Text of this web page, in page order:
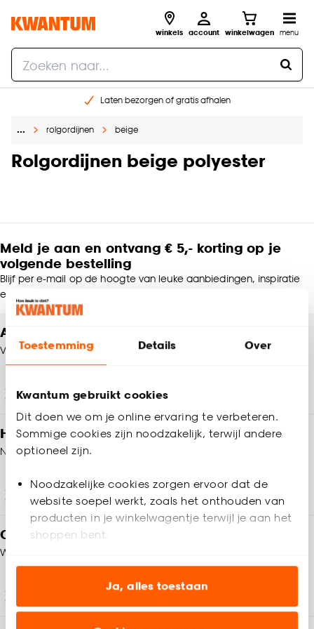
Toestemming Details Over
Kwantum gebruikt cookies
Dit doen we om je online ervaring te verbeteren.
Sommige cookies zijn noodzakelijk, terwijl andere
optioneel zijn.
Noodzakelijke cookies zorgen ervoor dat de
website soepel werkt, zoals het onthouden van
producten in je winkelwagentje terwijl je aan het
shoppen bent.
Analytische cookies (optioneel) helpen ons de
website te verbeteren voor jou en al onze andere
Ja, alles toestaan
winkels account winkelwagen menu
Laten bezorgen of gratis afhalen
Gratis raam advies en opmeten aan huis
… rolgordijnen beige
Rolgordijnen beige polyester
Meld je aan en ontvang € 5,- korting op je
volgende bestelling
Blijf per e-mail op de hoogte van leuke aanbiedingen, inspiratie
en meer!
Altijd een winkel in de buurt
Vind jouw Kwantum winkel
Winkels en openingstijden
Heb je vragen?
Neem contact op met onze klantenservice
Klantenservice
Op zoek naar inspiratie?
We helpen je graag!